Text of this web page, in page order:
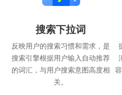
搜索下拉词
反映用户的搜索习惯和需求，是
搜索引擎根据用户输入自动推荐
的词汇，与用户搜索意图高度相
关。